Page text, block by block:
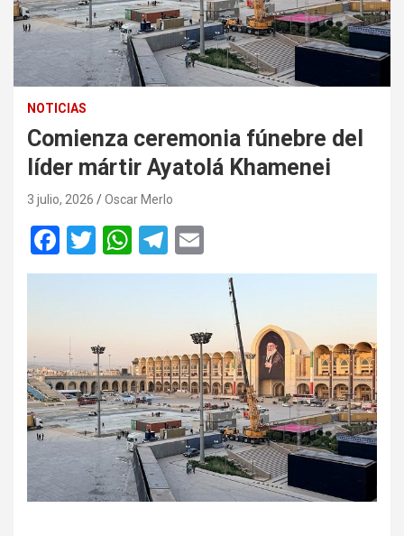
NOTICIAS
Comienza ceremonia fúnebre del
líder mártir Ayatolá Khamenei
3 julio, 2026 Oscar Merlo
F
a
o
o
k
T
wi
W
h
A
p
p
T
el
gr
a
m
m
ail